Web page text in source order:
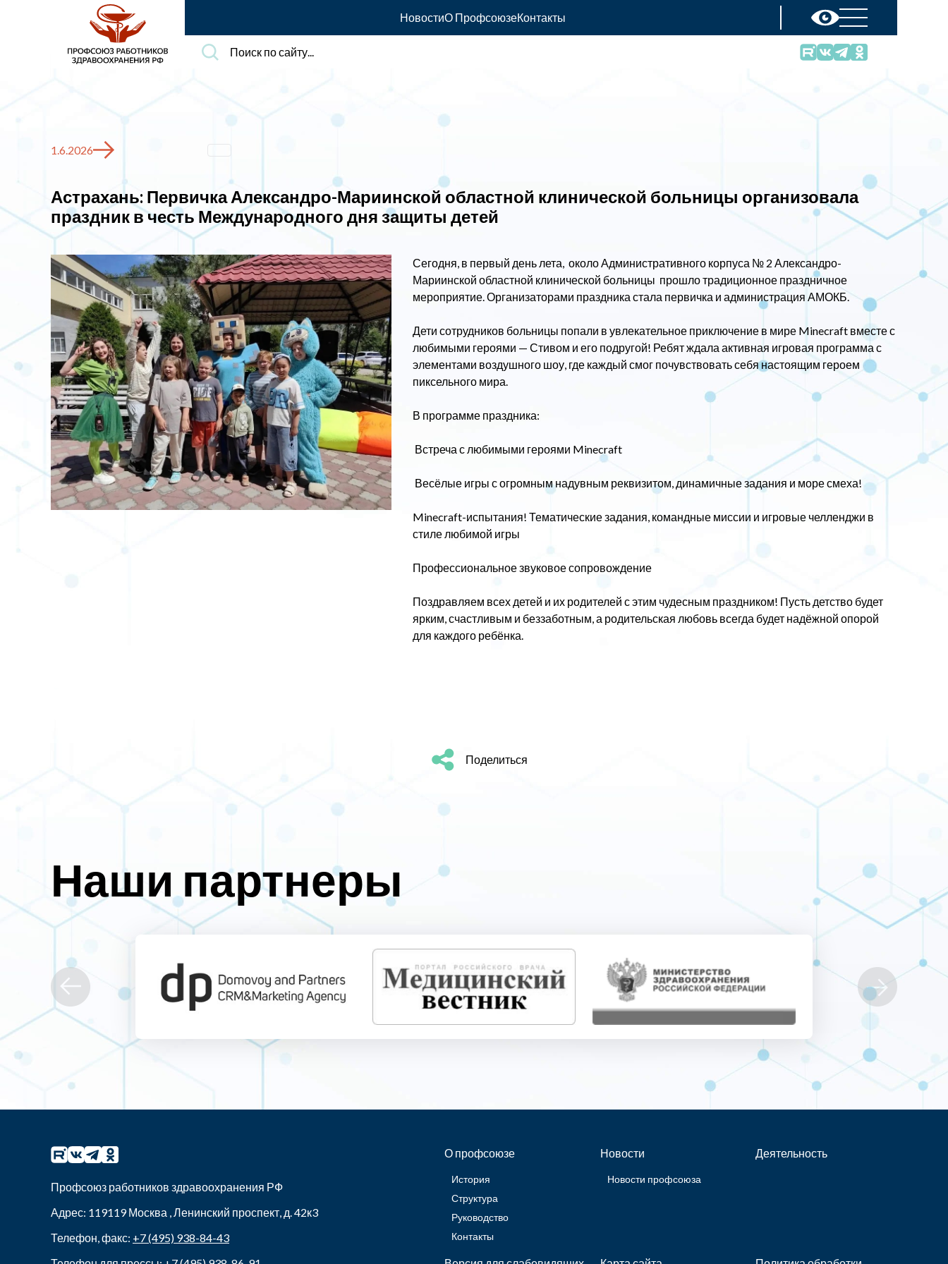
НовостиО ПрофсоюзеКонтакты
Поиск
по
1.6.2026
Астрахань: Первичка Александро-Мариинской областной клинической больницы организовала
праздник в честь Международного дня защиты детей
Сегодня, в первый день лета, около Административного корпуса № 2 Александро-
Мариинской областной клинической больницы прошло традиционное праздничное
мероприятие. Организаторами праздника стала первичка и администрация АМОКБ.
Дети сотрудников больницы попали в увлекательное приключение в мире Minecraft вместе с
любимыми героями — Стивом и его подругой! Ребят ждала активная игровая программа с
элементами воздушного шоу, где каждый смог почувствовать себя настоящим героем
пиксельного мира.
В программе праздника:
Встреча с любимыми героями Minecraft
Весёлые игры с огромным надувным реквизитом, динамичные задания и море смеха!
Minecraft-испытания! Тематические задания, командные миссии и игровые челленджи в
стиле любимой игры
Профессиональное звуковое сопровождение
Поздравляем всех детей и их родителей с этим чудесным праздником! Пусть детство будет
ярким, счастливым и беззаботным, а родительская любовь всегда будет надёжной опорой
для каждого ребёнка.
Поделиться
Наши партнеры
Профсоюз работников здравоохранения РФ
Адрес: 119119Москва ,Ленинский проспект, д. 42к3
Телефон, факс: +7 (495) 938-84-43
О профсоюзе
История
Структура
Руководство
Контакты
Новости
Новости профсоюза
Деятельность